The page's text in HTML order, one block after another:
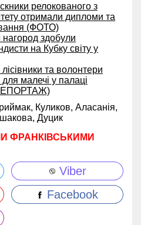
релокованого з
отримали дипломи та
(ФОТО)
здобули
на Кубку світу у
та волонтери
малечі у палаці
Куликов, Аласанія,
Дуцик
ФРАНКІВСЬКИМИ
Viber
Facebook